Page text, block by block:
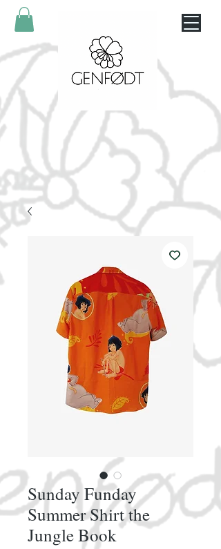
Sunday Funday
Summer Shirt the
Jungle Book